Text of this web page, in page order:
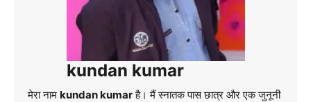
kundan kumar
मेरा नाम kundan kumarहै। मैं स्नातक पास छात्र और एक जुनूनी